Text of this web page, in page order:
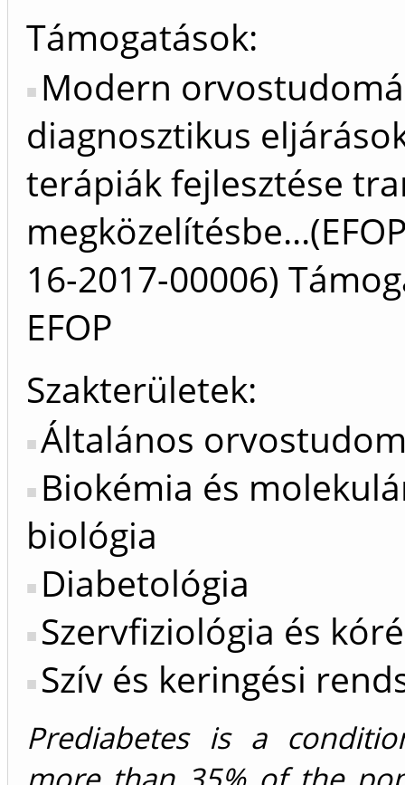
Támogatások:
Modern
diagnosztikus
terápiák fejlesztése
16-2017-00006)
EFOP
Szakterületek:
Általános
Biokémia és
biológia
Diabetológia
Szervfiziológia és
Szív és keringési
Prediabetes is a